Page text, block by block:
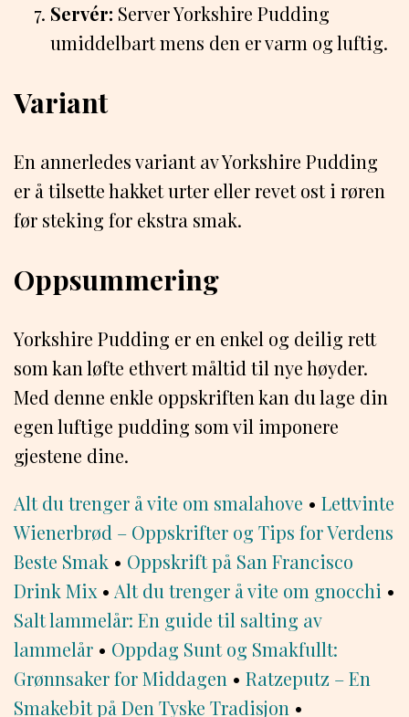
Servér: Server Yorkshire Pudding
umiddelbart mens den er varm og luftig.
Variant
En annerledes variant av Yorkshire Pudding
er å tilsette hakket urter eller revet ost i røren
før steking for ekstra smak.
Oppsummering
Yorkshire Pudding er en enkel og deilig rett
som kan løfte ethvert måltid til nye høyder.
Med denne enkle oppskriften kan du lage din
egen luftige pudding som vil imponere
gjestene dine.
Alt du trenger å vite om smalahove • Lettvinte
Wienerbrød – Oppskrifter og Tips for Verdens
Beste Smak • Oppskrift på San Francisco
Drink Mix • Alt du trenger å vite om gnocchi •
Salt lammelår: En guide til salting av
lammelår • Oppdag Sunt og Smakfullt:
Grønnsaker for Middagen • Ratzeputz – En
Smakebit på Den Tyske Tradisjon •